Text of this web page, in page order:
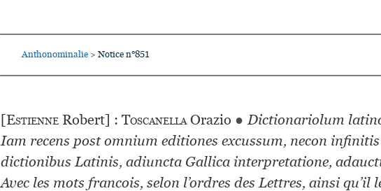
Anthonominalie > Notice n°851
[Estienne Robert] : ToscanellaOrazio ● Dictionariolum
Iam recens post omnium editiones excussum, necon infinitis
dictionibus Latinis, adiuncta Gallica interpretatione,
Avec les mots francois, selon l’ordres des Lettres, ainsi qu’il